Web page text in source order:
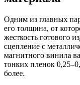
Одним из главных
его толщина, от
жесткость готового
сцепление с
магнитного винила
тонких пленок
более.